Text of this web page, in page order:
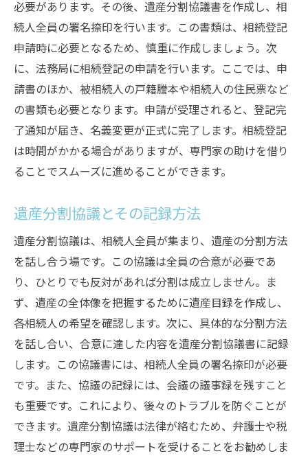
必要があります。その後、遺産分割協議書を作成し、相
続人全員の署名捺印を行います。この書類は、相続登記
申請時に必要となるため、慎重に作成しましょう。次
に、法務局に相続登記の申請を行います。ここでは、申
請書のほか、被相続人の戸籍謄本や相続人の住民票など
の書類も必要となります。申請が受理されると、登記完
了通知が届き、名義変更が正式に完了します。相続登記
は時間がかかる場合がありますが、専門家の助けを借り
ることでスムーズに進めることができます。
遺産分割協議とその記録方法
遺産分割協議は、相続人全員が集まり、遺産の分割方法
を話し合う場です。この協議は全員の合意が必要であ
り、ひとりでも反対があれば分割は成立しません。ま
ず、遺産の全体像を把握するために遺産目録を作成し、
各相続人の希望を確認します。次に、具体的な分割方法
を話し合い、合意に達した内容を遺産分割協議書に記録
します。この協議書には、相続人全員の署名捺印が必要
です。また、協議の記録には、会議の議事録を残すこと
も重要です。これにより、後々のトラブルを防ぐことが
できます。遺産分割協議は法律が絡むため、弁護士や税
理士などの専門家のサポートを受けることをお勧めしま